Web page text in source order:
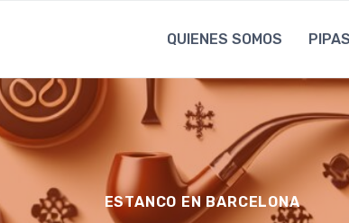
QUIENES SOMOS PIPAS
ESTANCO EN BARCELONA